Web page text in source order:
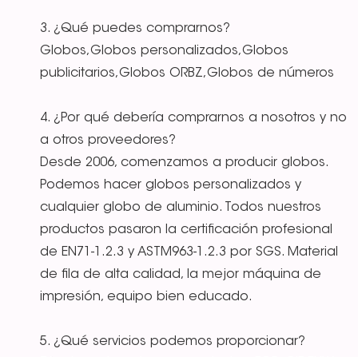
3. ¿Qué puedes comprarnos?
Globos,Globos personalizados,Globos
publicitarios,Globos ORBZ,Globos de números
4. ¿Por qué debería comprarnos a nosotros y no
a otros proveedores?
Desde 2006, comenzamos a producir globos.
Podemos hacer globos personalizados y
cualquier globo de aluminio. Todos nuestros
productos pasaron la certificación profesional
de EN71-1.2.3 y ASTM963-1.2.3 por SGS. Material
de fila de alta calidad, la mejor máquina de
impresión, equipo bien educado.
5. ¿Qué servicios podemos proporcionar?